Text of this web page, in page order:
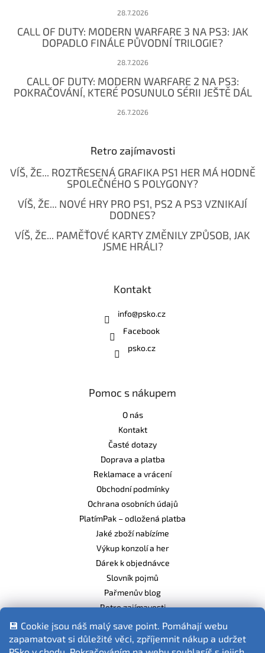
💾 Cookie jsou náš malý save point. Pomáhají webu
zapamatovat si důležité věci, zpříjemnit nákup a udržet
28.7.2026
CALL OF DUTY: MODERN WARFARE 3 NA PS3: JAK
DOPADLO FINÁLE PŮVODNÍ TRILOGIE?
28.7.2026
CALL OF DUTY: MODERN WARFARE 2 NA PS3:
POKRAČOVÁNÍ, KTERÉ POSUNULO SÉRII JEŠTĚ DÁL
26.7.2026
Retro zajímavosti
VÍŠ, ŽE... ROZTŘESENÁ GRAFIKA PS1 HER MÁ HODNĚ
SPOLEČNÉHO S POLYGONY?
VÍŠ, ŽE... NOVÉ HRY PRO PS1, PS2 A PS3 VZNIKAJÍ
DODNES?
VÍŠ, ŽE... PAMĚŤOVÉ KARTY ZMĚNILY ZPŮSOB, JAK
JSME HRÁLI?
Kontakt
info@psko.cz
Facebook
psko.cz
Pomoc s nákupem
O nás
Kontakt
Časté dotazy
Doprava a platba
Reklamace a vrácení
Obchodní podmínky
Ochrana osobních údajů
PlatímPak – odložená platba
Jaké zboží nabízíme
Výkup konzolí a her
Dárek k objednávce
Slovník pojmů
Pařmenův blog
Retro zajímavosti
Balíme ekologicky